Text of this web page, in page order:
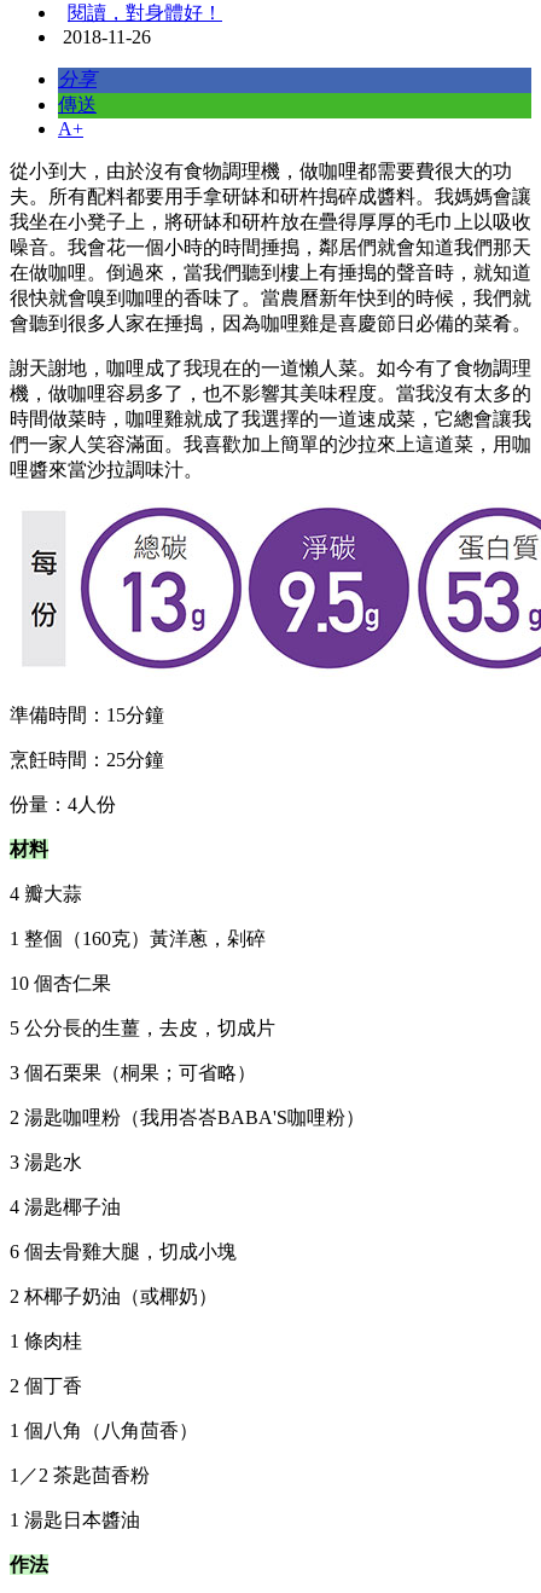
閱讀，對身體好！
2018-11-26
分享
傳送
A+
從小到大，由於沒有食物調理機，做咖哩都需要費很大的功
夫。所有配料都要用手拿研缽和研杵搗碎成醬料。我媽媽會讓
我坐在小凳子上，將研缽和研杵放在疊得厚厚的毛巾上以吸收
噪音。我會花一個小時的時間捶搗，鄰居們就會知道我們那天
在做咖哩。倒過來，當我們聽到樓上有捶搗的聲音時，就知道
很快就會嗅到咖哩的香味了。當農曆新年快到的時候，我們就
會聽到很多人家在捶搗，因為咖哩雞是喜慶節日必備的菜肴。
謝天謝地，咖哩成了我現在的一道懶人菜。如今有了食物調理
機，做咖哩容易多了，也不影響其美味程度。當我沒有太多的
時間做菜時，咖哩雞就成了我選擇的一道速成菜，它總會讓我
們一家人笑容滿面。我喜歡加上簡單的沙拉來上這道菜，用咖
哩醬來當沙拉調味汁。
準備時間：15分鐘
烹飪時間：25分鐘
份量：4人份
材料
4 瓣大蒜
1 整個（160克）黃洋蔥，剁碎
10 個杏仁果
5 公分長的生薑，去皮，切成片
3 個石栗果（桐果；可省略）
2 湯匙咖哩粉（我用峇峇BABA'S咖哩粉）
3 湯匙水
4 湯匙椰子油
6 個去骨雞大腿，切成小塊
2 杯椰子奶油（或椰奶）
1 條肉桂
2 個丁香
1 個八角（八角茴香）
1／2 茶匙茴香粉
1 湯匙日本醬油
作法